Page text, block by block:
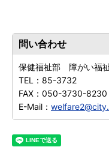
問い合わせ
保健福祉部 障がい福
TEL： 85-3732
FAX： 050-3730-8230
E-Mail：